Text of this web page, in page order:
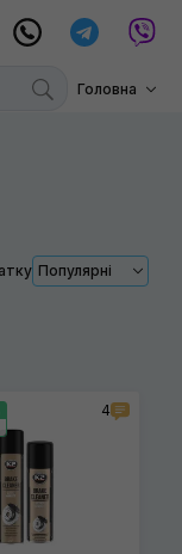
Головна
Популярні
4